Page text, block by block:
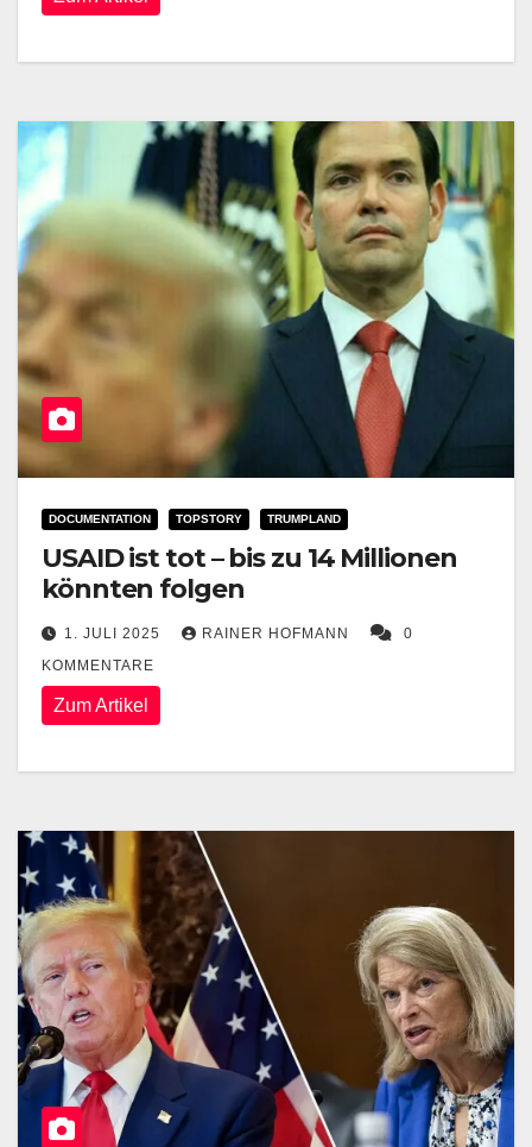
DOCUMENTATION TOPSTORY TRUMPLAND
USAID ist tot – bis zu 14 Millionen
könnten folgen
1. JULI 2025 RAINER HOFMANN
0
KOMMENTARE
Zum Artikel